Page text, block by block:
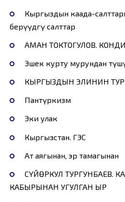
Кыргыздын каада-
берүүдөгү салттар
АМАН ТОКТОГУЛОВ.
Эшек курту мурундан
КЫРГЫЗДЫН ЭЛИНИН
Пантүркизм
Эки улак
Кыргызстан. ГЭС
Ат аягынан, эр тамагынан
СҮЙӨРКУЛ ТУРГУНБАЕВ.
КАБЫРЫНАН УГУЛГАН ЫР